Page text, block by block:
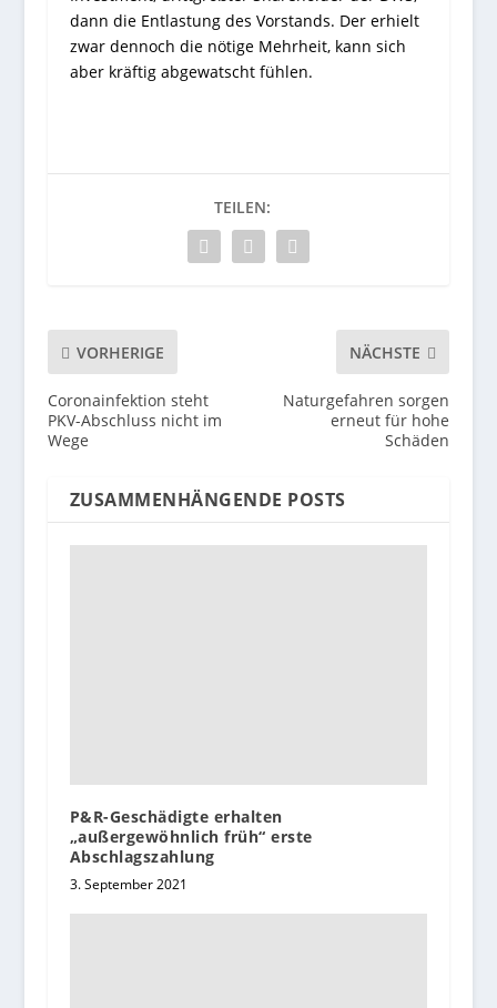
dann die Entlastung des Vorstands. Der erhielt
zwar dennoch die nötige Mehrheit, kann sich
aber kräftig abgewatscht fühlen.
TEILEN:
VORHERIGE
Coronainfektion steht
PKV-Abschluss nicht im
Wege
NÄCHSTE
Naturgefahren sorgen
erneut für hohe
Schäden
ZUSAMMENHÄNGENDE POSTS
P&R-Geschädigte erhalten
„außergewöhnlich früh“ erste
Abschlagszahlung
3. September 2021